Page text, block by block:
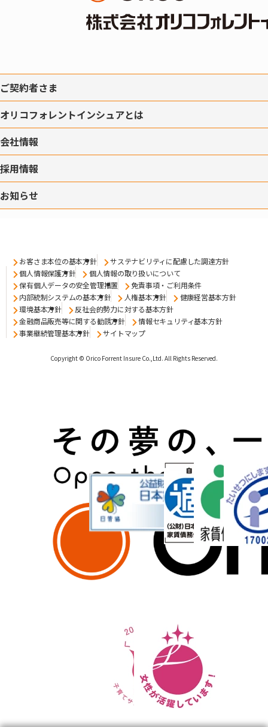
ご契約者さま
オリコフォレントインシュアとは
会社情報
採用情報
お知らせ
お客さま本位の基本方針
サステナビリティに配慮した調達方針
個人情報保護方針
個人情報の取り扱いについて
保有個人データの安全管理措置
免責事項・ご利用条件
内部統制システムの基本方針
人権基本方針
健康経営基本方針
環境基本方針
反社会的勢力に対する基本方針
金融商品販売等に関する勧誘方針
情報セキュリティ基本方針
事業継続管理基本方針
サイトマップ
Copyright © Orico Forrent Insure Co.,Ltd. All Rights Reserved.